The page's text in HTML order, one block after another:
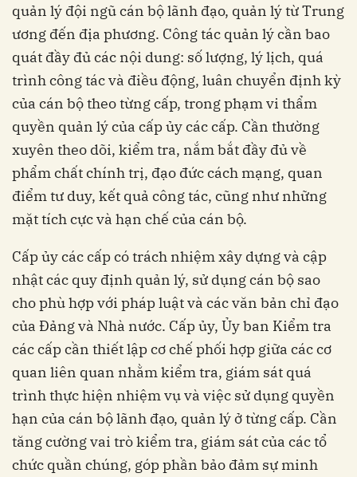
quản lý đội ngũ cán bộ lãnh đạo, quản lý từ Trung
ương đến địa phương. Công tác quản lý cần bao
quát đầy đủ các nội dung: số lượng, lý lịch, quá
trình công tác và điều động, luân chuyển định kỳ
của cán bộ theo từng cấp, trong phạm vi thẩm
quyền quản lý của cấp ủy các cấp. Cần thường
xuyên theo dõi, kiểm tra, nắm bắt đầy đủ về
phẩm chất chính trị, đạo đức cách mạng, quan
điểm tư duy, kết quả công tác, cũng như những
mặt tích cực và hạn chế của cán bộ.
Cấp ủy các cấp có trách nhiệm xây dựng và cập
nhật các quy định quản lý, sử dụng cán bộ sao
cho phù hợp với pháp luật và các văn bản chỉ đạo
của Đảng và Nhà nước. Cấp ủy, Ủy ban Kiểm tra
các cấp cần thiết lập cơ chế phối hợp giữa các cơ
quan liên quan nhằm kiểm tra, giám sát quá
trình thực hiện nhiệm vụ và việc sử dụng quyền
hạn của cán bộ lãnh đạo, quản lý ở từng cấp. Cần
tăng cường vai trò kiểm tra, giám sát của các tổ
chức quần chúng, góp phần bảo đảm sự minh